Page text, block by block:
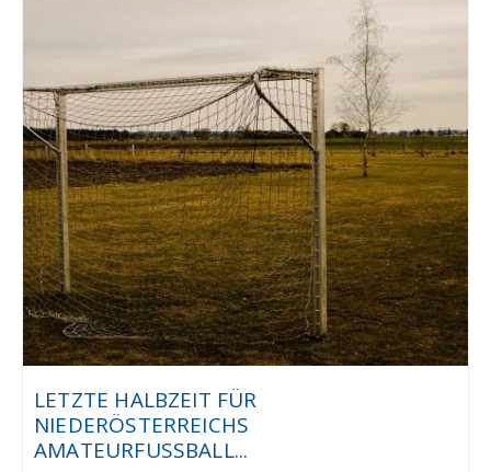
LETZTE HALBZEIT FÜR
NIEDERÖSTERREICHS
AMATEURFUSSBALL...